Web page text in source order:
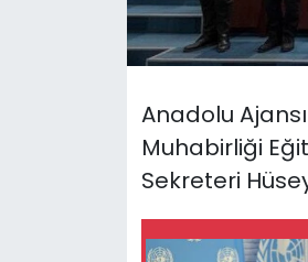
Anadolu
Muhabirliği
Sekreteri
SAĞLIK
Teknoloji
TÜRKiYE